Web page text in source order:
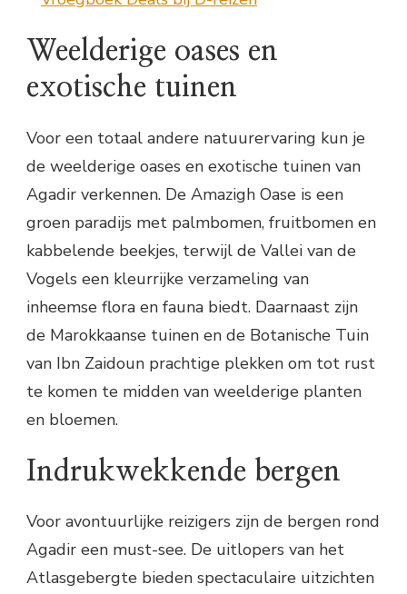
Weelderige oases en
exotische tuinen
Voor een totaal andere natuurervaring kun je
de weelderige oases en exotische tuinen van
Agadir verkennen. De Amazigh Oase is een
groen paradijs met palmbomen, fruitbomen en
kabbelende beekjes, terwijl de Vallei van de
Vogels een kleurrijke verzameling van
inheemse flora en fauna biedt. Daarnaast zijn
de Marokkaanse tuinen en de Botanische Tuin
van Ibn Zaidoun prachtige plekken om tot rust
te komen te midden van weelderige planten
en bloemen.
Indrukwekkende bergen
Voor avontuurlijke reizigers zijn de bergen rond
Agadir een must-see. De uitlopers van het
Atlasgebergte bieden spectaculaire uitzichten